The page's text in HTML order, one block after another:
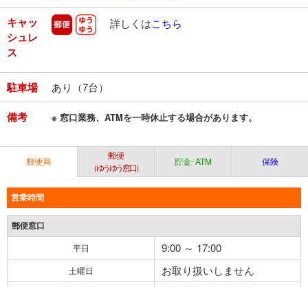
キャッ
シュレ
ス
郵便 ゆうゆう
詳しくはこちら
駐車場 あり（7台）
備考 ※ 窓口業務、ATMを一時休止する場合があります。
郵便局
郵便
（ゆうゆう窓口）
貯金･ATM 保険
営業時間
郵便窓口
平日 9:00 ～ 17:00
土曜日 お取り扱いしません